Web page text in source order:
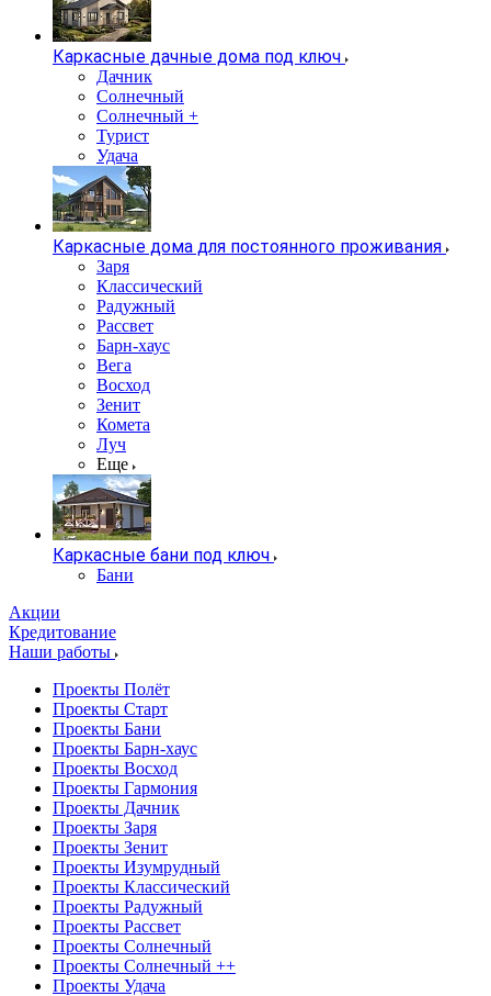
Каркасные дачные дома под ключ
Дачник
Солнечный
Солнечный +
Турист
Удача
Каркасные дома для постоянного проживания
Заря
Классический
Радужный
Рассвет
Барн-хаус
Вега
Восход
Зенит
Комета
Луч
Еще
Каркасные бани под ключ
Бани
Акции
Кредитование
Наши работы
Проекты Полёт
Проекты Старт
Проекты Бани
Проекты Барн-хаус
Проекты Восход
Проекты Гармония
Проекты Дачник
Проекты Заря
Проекты Зенит
Проекты Изумрудный
Проекты Классический
Проекты Радужный
Проекты Рассвет
Проекты Солнечный
Проекты Солнечный ++
Проекты Удача